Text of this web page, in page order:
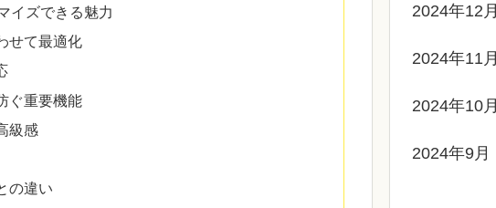
イズできる魅力
せて最適化
ぐ重要機能
級感
の違い
2024年12月
2024年11月
2024年10月
2024年9月